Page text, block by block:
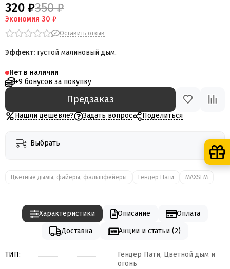
Русская петарда
320 ₽350 ₽
Экономия 30 ₽
Оставить отзыв
Эффект: густой малиновый дым.
Нет в наличии
+9 бонусов за покупку
Предзаказ
Нашли дешевле? Задать вопрос Поделиться
Выбрать
Цветные дымы, файеры, фальшфейеры Гендер Пати MAXSEM
Характеристики Описание
Оплата
Доставка
Акции и статьи (2)
ТИП:
Гендер Пати, Цветной дым и
огонь